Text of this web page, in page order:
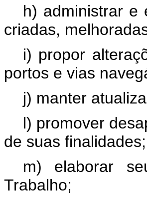
h) administrar e
criadas,
i) propor
portos e vias
j) manter
l) promover
de suas finalidades;
m) elaborar
Trabalho;